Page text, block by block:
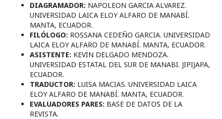
DIAGRAMADOR: NAPOLEON GARCIA ALVAREZ.
UNIVERSIDAD LAICA ELOY ALFARO DE MANABÍ.
MANTA, ECUADOR.
FILÓLOGO: ROSSANA CEDEÑO GARCIA. UNIVERSIDAD
LAICA ELOY ALFARO DE MANABÍ. MANTA, ECUADOR.
ASISTENTE: KEVIN DELGADO MENDOZA.
UNIVERSIDAD ESTATAL DEL SUR DE MANABI. JIPIJAPA,
ECUADOR.
TRADUCTOR: LUISA MACIAS. UNIVERSIDAD LAICA
ELOY ALFARO DE MANABÍ. MANTA, ECUADOR.
EVALUADORES PARES: BASE DE DATOS DE LA
REVISTA.